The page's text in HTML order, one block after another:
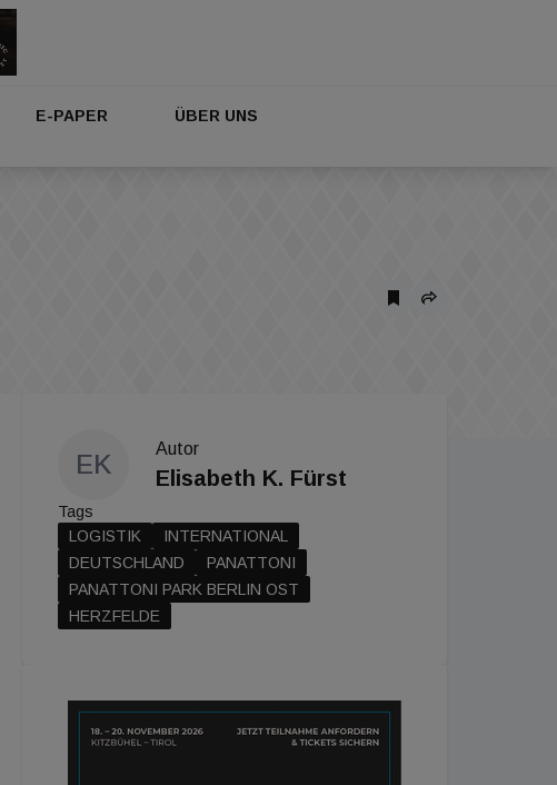
E-PAPER ÜBER UNS
EK
Autor
Elisabeth K. Fürst
Tags
LOGISTIK
INTERNATIONAL
DEUTSCHLAND
PANATTONI
PANATTONI PARK BERLIN OST
HERZFELDE